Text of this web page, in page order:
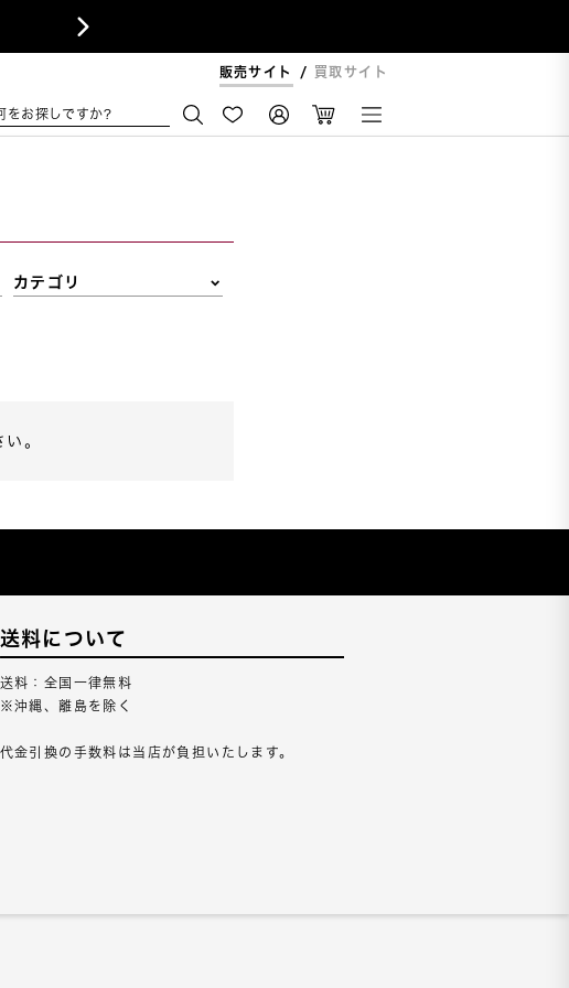

販売サイト 買取サイト
をお探しですか?
カテゴリ
。
送料について
送料：全国一律無料
※沖縄、離島を除く
代金引換の手数料は当店が負担いたします。